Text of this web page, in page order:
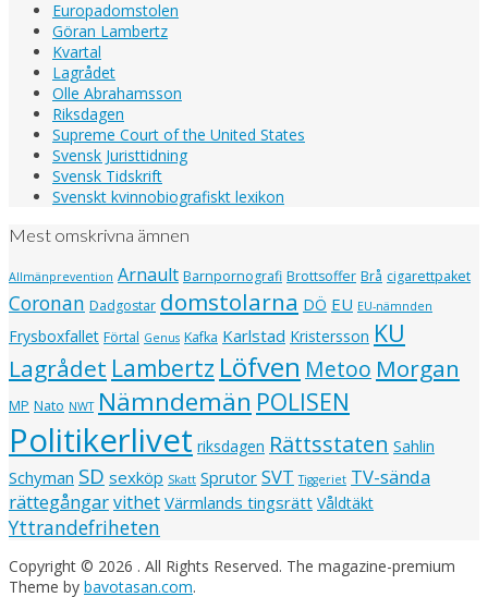
Europadomstolen
Göran Lambertz
Kvartal
Lagrådet
Olle Abrahamsson
Riksdagen
Supreme Court of the United States
Svensk Juristtidning
Svensk Tidskrift
Svenskt kvinnobiografiskt lexikon
Mest omskrivna ämnen
Allmänprevention Arnault Barnpornografi Brottsoffer Brå cigarettpaket
Coronan Dadgostar domstolarna DÖ EU EU-nämnden
Frysboxfallet Förtal Genus Kafka Karlstad Kristersson KU
Lagrådet Lambertz Löfven Metoo Morgan
MP Nato NWT Nämndemän POLISEN
Politikerlivet riksdagen Rättsstaten Sahlin
Schyman SD sexköp Skatt Sprutor SVT Tiggeriet TV-sända
rättegångarvithet Värmlands tingsrätt Våldtäkt
Yttrandefriheten
Copyright © 2026 . All Rights Reserved. The magazine-premium
Theme by bavotasan.com.